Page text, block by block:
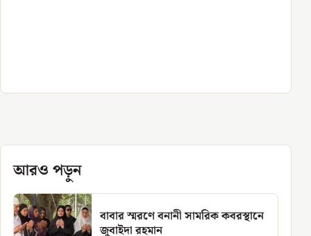
আরও পড়ুন
বাবার স্মরণে বনানী সামরিক কবরস্থানে
জুবাইদা রহমান